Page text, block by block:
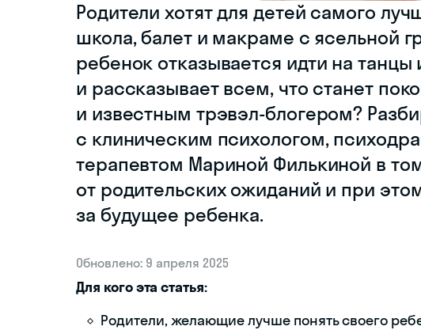
Родители хотят для детей самого
школа, балет и макраме с ясельной
ребенок отказывается идти на танцы
и рассказывает всем, что станет
и известным трэвэл-блогером?
с клиническим психологом,
терапевтом Мариной Филькиной в
от родительских ожиданий и при
за будущее ребенка.
Обновлено: 9 апреля 2025
Для кого эта статья:
Родители, желающие лучше понять своего